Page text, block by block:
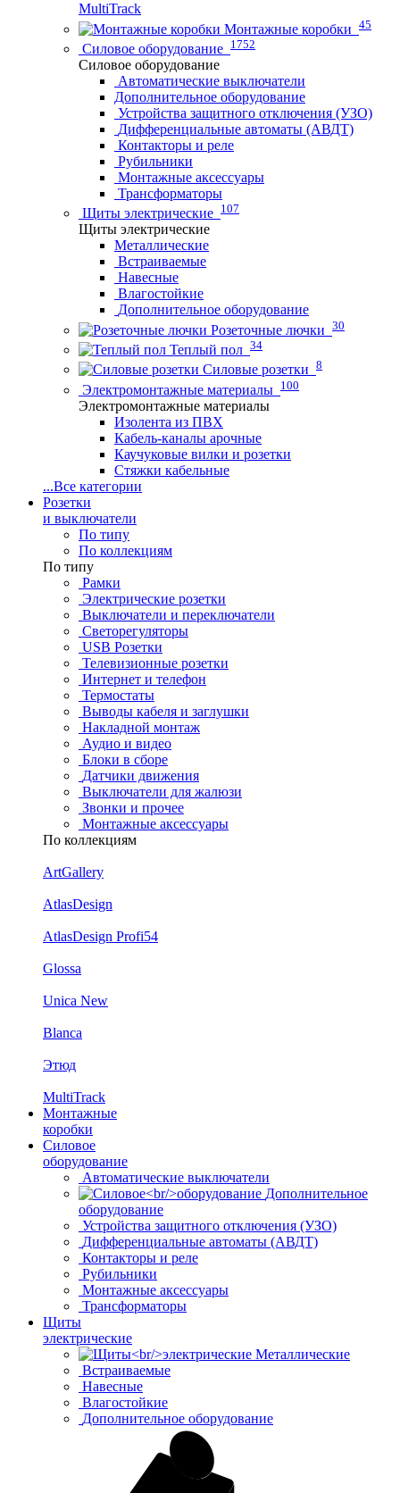
MultiTrack
Монтажные коробки 45
Силовое оборудование 1752
Силовое оборудование
Автоматические выключатели
Дополнительное оборудование
Устройства защитного отключения (УЗО)
Дифференциальные автоматы (АВДТ)
Контакторы и реле
Рубильники
Монтажные аксессуары
Трансформаторы
Щиты электрические 107
Щиты электрические
Металлические
Встраиваемые
Навесные
Влагостойкие
Дополнительное оборудование
Розеточные лючки 30
Теплый пол 34
Силовые розетки 8
Электромонтажные материалы 100
Электромонтажные материалы
Изолента из ПВХ
Кабель-каналы арочные
Каучуковые вилки и розетки
Стяжки кабельные
...Все категории
Розетки
и выключатели
По типу
По коллекциям
По типу
Рамки
Электрические розетки
Выключатели и переключатели
Светорегуляторы
USB Розетки
Телевизионные розетки
Интернет и телефон
Термостаты
Выводы кабеля и заглушки
Накладной монтаж
Аудио и видео
Блоки в сборе
Датчики движения
Выключатели для жалюзи
Звонки и прочее
Монтажные аксессуары
По коллекциям
ArtGallery
AtlasDesign
AtlasDesign Profi54
Glossa
Unica New
Blanca
Этюд
MultiTrack
Монтажные
коробки
Силовое
оборудование
Автоматические выключатели
Дополнительное
оборудование
Устройства защитного отключения (УЗО)
Дифференциальные автоматы (АВДТ)
Контакторы и реле
Рубильники
Монтажные аксессуары
Трансформаторы
Щиты
электрические
Металлические
Встраиваемые
Навесные
Влагостойкие
Дополнительное оборудование